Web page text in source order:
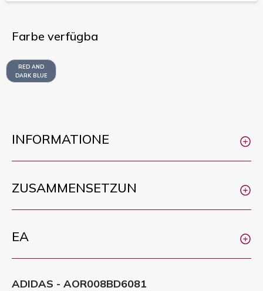
Farbe verfügba
RED AND
DARK BLUE
INFORMATIONE
ZUSAMMENSETZUN
EA
ADIDAS - AOR008BD6081